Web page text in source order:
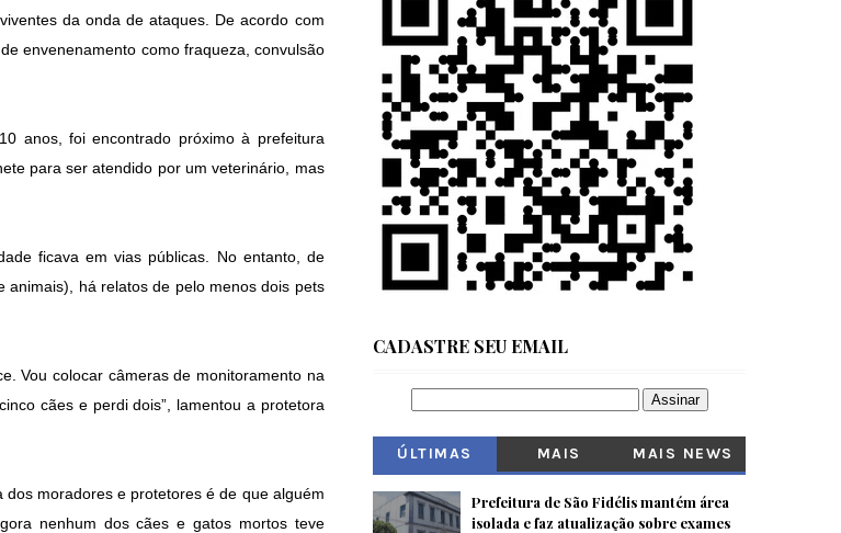
da onda de ataques. De acordo com
envenenamento como fraqueza, convulsão
anos, foi encontrado próximo à prefeitura
para ser atendido por um veterinário, mas
ficava em vias públicas. No entanto, de
há relatos de pelo menos dois pets
Vou colocar câmeras de monitoramento na
cães e perdi dois”, lamentou a protetora
dos moradores e protetores é de que alguém
nenhum dos cães e gatos mortos teve
CADASTRE SEU EMAIL
ÚLTIMAS
MAIS
MAIS NEWS
Prefeitura de São Fidélis mantém área
isolada e faz atualização sobre exames